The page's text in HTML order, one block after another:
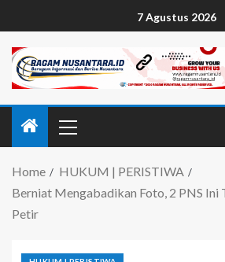
7 Agustus 2026
Home
HUKUM | PERISTIWA
Berniat Mengabadikan Foto, 2 PNS Ini
Petir